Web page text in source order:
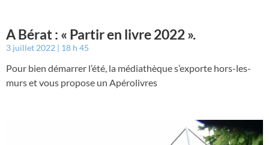
A Bérat : « Partir en livre 2022 ».
3 juillet 2022 18 h 45
Pour bien démarrer l’été, la médiathèque s’exporte hors-les-
murs et vous propose un Apérolivres